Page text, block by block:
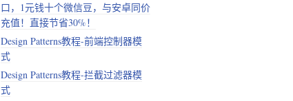
口，1元钱十个微信豆，与安卓同价
充值！直接节省30%！
Design Patterns教程-前端控制器模
式
Design Patterns教程-拦截过滤器模
式